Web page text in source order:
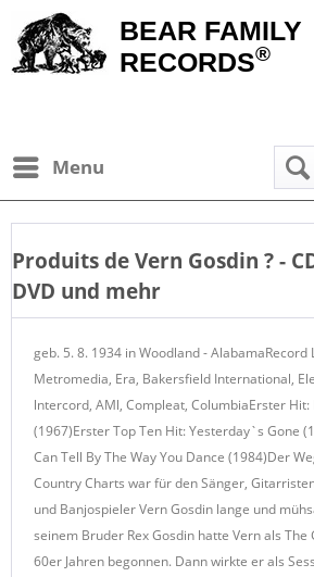
BEAR FAMILY
RECORDS®
Menu
Produits deVern Gosdin ? -
DVD und mehr
geb. 5. 8. 1934 in Woodland - AlabamaRecord
Metromedia, Era, Bakersfield International,
lntercord, AMl, Compleat, ColumbiaErster Hit:
(1967)Erster Top Ten Hit: Yesterday`s Gone
Can Tell By The Way You Dance (1984)Der
Country Charts war für den Sänger,
und Banjospieler Vern Gosdin lange und
seinem Bruder Rex Gosdin hatte Vern als
60er Jahren begonnen. Dann wirkte er als